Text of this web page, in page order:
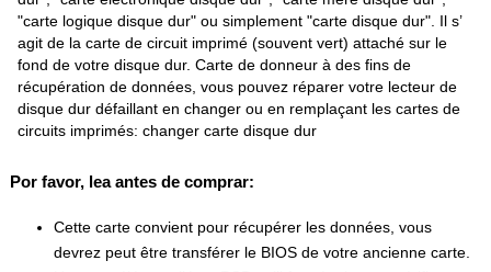
"carte logique disque dur" ou simplement "carte disque dur". Il s’
agit de la carte de circuit imprimé (souvent vert) attaché sur le
fond de votre disque dur. Carte de donneur à des fins de
récupération de données, vous pouvez réparer votre lecteur de
disque dur défaillant en changer ou en remplaçant les cartes de
circuits imprimés: changer carte disque dur
Por favor, lea antes de comprar:
Cette carte convient pour récupérer les données, vous
devrez peut être transférer le BIOS de votre ancienne carte.